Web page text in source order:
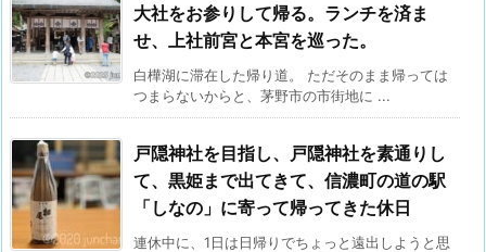
大社をお参りして帰る。ランチを済ま
せ、上社前宮と本宮を巡った。
白樺湖に滞在した帰り道。 ただそのまま帰っては
つまらないからと、茅野市の市街地に ...
戸隠神社を目指し、戸隠神社を素通りし
て、黒姫まで出てきて、信濃町の道の駅
「しなの」に寄って帰ってきた休日
連休中に、1日は日帰りでちょっと遠出しようと思